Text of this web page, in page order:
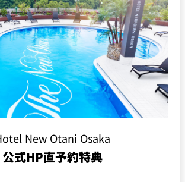
New Otani Osaka
公式HP直予約特典